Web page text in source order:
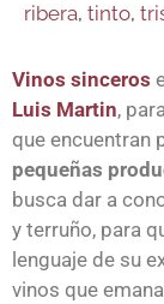
ribera, tinto,
Vinos sinceros
Luis Martin,
que encuentran
pequeñas
busca dar a
y terruño, para
lenguaje de su
vinos que